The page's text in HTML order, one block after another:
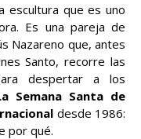
escultura que es uno
Es una pareja de
Nazareno que, antes
Santo, recorre las
despertar a los
Semana Santa de
desde 1986:
por qué.